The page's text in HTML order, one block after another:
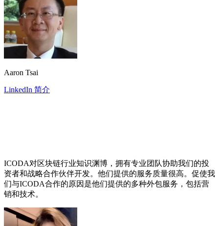
Aaron Tsai
LinkedIn 简介
ICODA对区块链行业知识渊博，拥有专业团队协助我们的投
资者和战略合作伙伴开发。他们提供的服务质量很高。促使我
们与ICODA合作的原因是他们提供的多种外包服务，包括营
销和技术。